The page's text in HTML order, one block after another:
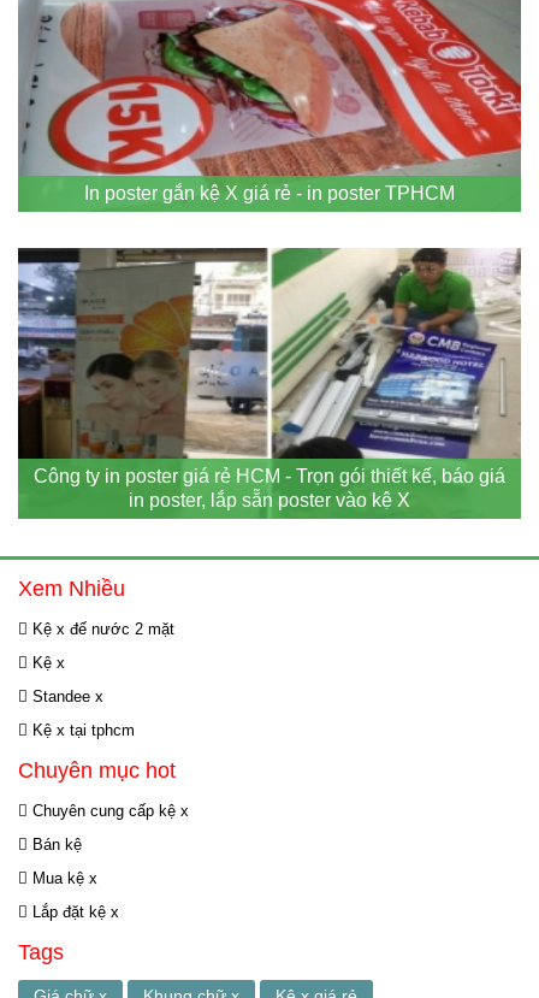
In poster gắn kệ X giá rẻ - in poster TPHCM
Công ty in poster giá rẻ HCM - Trọn gói thiết kế, báo giá
in poster, lắp sẵn poster vào kệ X
Xem Nhiều
Kệ x đế nước 2 mặt
Kệ x
Standee x
Kệ x tại tphcm
Chuyên mục hot
Chuyên cung cấp kệ x
Bán kệ
Mua kệ x
Lắp đặt kệ x
Tags